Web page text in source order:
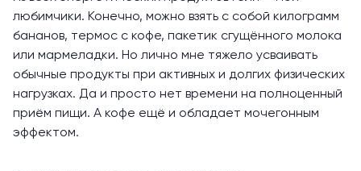
любимчики. Конечно, можно взять с собой килограмм
бананов, термос с кофе, пакетик сгущённого молока
или мармеладки. Но лично мне тяжело усваивать
обычные продукты при активных и долгих физических
нагрузках. Да и просто нет времени на полноценный
приём пищи. А кофе ещё и обладает мочегонным
эффектом.